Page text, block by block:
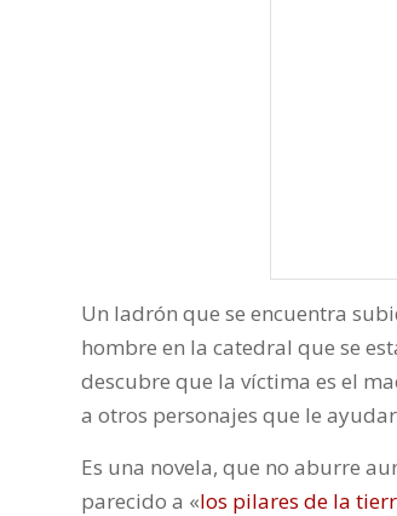
Un ladrón que se encuentra
hombre en la catedral que se
descubre que la víctima es el
a otros personajes que le
Es una novela, que no aburre
parecido a «los pilares de la